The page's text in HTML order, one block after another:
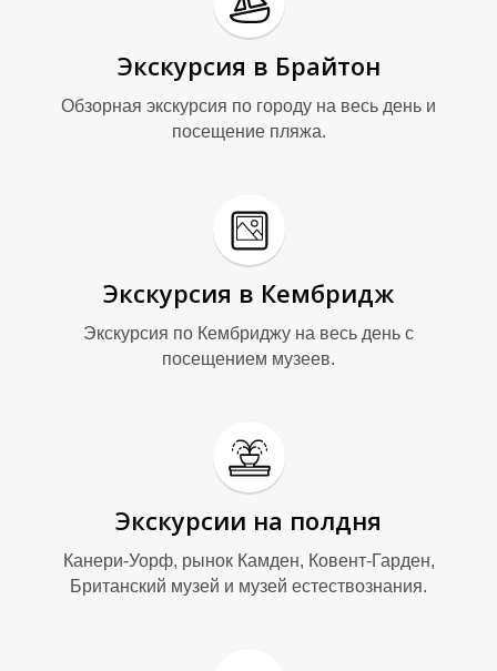
Экскурсия в Брайтон
Обзорная экскурсия по городу на весь день и
посещение пляжа.
Экскурсия в Кембридж
Экскурсия по Кембриджу на весь день с
посещением музеев.
Экскурсии на полдня
Канери-Уорф, рынок Камден, Ковент-Гарден,
Британский музей и музей естествознания.